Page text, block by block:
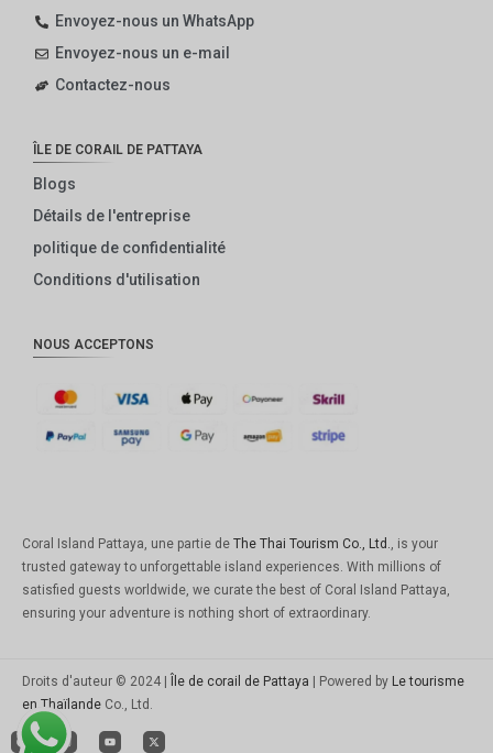
Envoyez-nous un WhatsApp
Envoyez-nous un e-mail
Contactez-nous
ÎLE DE CORAIL DE PATTAYA
Blogs
Détails de l'entreprise
politique de confidentialité
Conditions d'utilisation
NOUS ACCEPTONS
Coral Island Pattaya, une partie de The Thai Tourism Co., Ltd., is your
trusted gateway to unforgettable island experiences. With millions of
satisfied guests worldwide, we curate the best of Coral Island Pattaya,
ensuring your adventure is nothing short of extraordinary.
Droits d'auteur © 2024 | Île de corail de Pattaya | Powered by Le tourisme
en Thaïlande Co., Ltd.